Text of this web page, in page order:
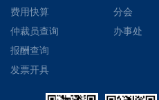
费用快算
仲裁员查询
报酬查询
发票开具
分会
办事处